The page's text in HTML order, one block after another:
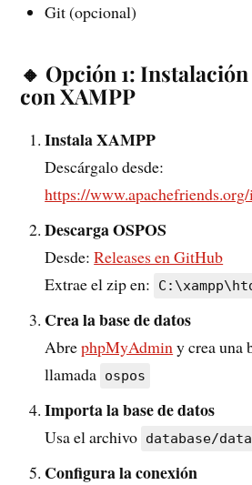
Git (opcional)
🔸 Opción 1:
con XAMPP
Instala XAMPP
Descárgalo desde:
https://
Descarga OSPOS
Desde:Releases en GitHub
Extrae el zip en:
Crea la base de datos
AbrephpMyAdminy crea una
llamada ospos
Importa la base de datos
Usa el archivo database/
Configura la conexión